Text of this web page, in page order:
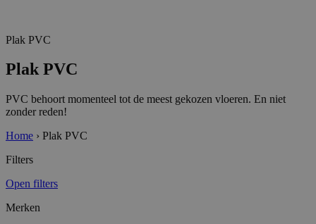
Plak PVC
Plak PVC
PVC behoort momenteel tot de meest gekozen vloeren. En niet
zonder reden!
Home › Plak PVC
Filters
Open filters
Merken